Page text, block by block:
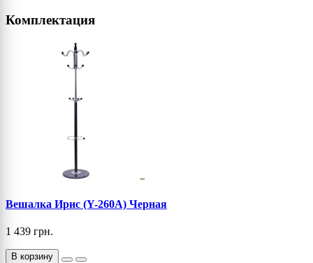
Комплектация
Вешалка Ирис (Y-260А) Черная
1 439 грн.
В корзину